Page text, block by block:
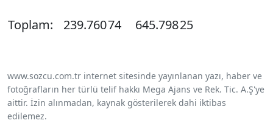
Toplam: 239.76074 645.79825
www.sozcu.com.tr internet sitesinde yayınlanan yazı, haber ve
fotoğrafların her türlü telif hakkı Mega Ajans ve Rek. Tic. A.Ş'ye
aittir. İzin alınmadan, kaynak gösterilerek dahi iktibas
edilemez.